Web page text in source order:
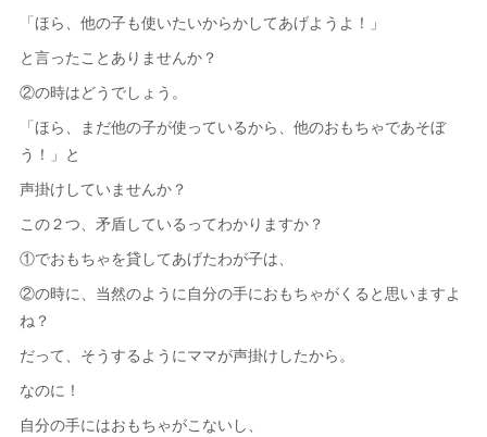
「ほら、他の子も使いたいからかしてあげようよ！」
と言ったことありませんか？
②の時はどうでしょう。
「ほら、まだ他の子が使っているから、他のおもちゃであそぼ
う！」と
声掛けしていませんか？
この２つ、矛盾しているってわかりますか？
①でおもちゃを貸してあげたわが子は、
②の時に、当然のように自分の手におもちゃがくると思いますよ
ね？
だって、そうするようにママが声掛けしたから。
なのに！
自分の手にはおもちゃがこないし、